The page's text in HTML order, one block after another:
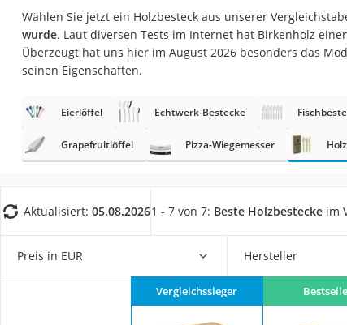
AEG-
Saug-Wisch-
Reiskocher
Ecovacs-
Nespresso-
Messerschärfer
Wählen Sie jetzt ein Holzbesteck aus unserer
wurde. Laut diversen Tests im Internet hat Birkenholz
Überzeugt hat uns hier im August 2026 besonders das
seinen Eigenschaften.
Eierlöffel Echtwerk-Bestecke
Grapefruitlöffel Pizza-Wiegemesser
Aktualisiert: 05.08.20261 - 7 von 7: Beste Holzbestecke im
Preis in EUR Hersteller
Vergleichssieger